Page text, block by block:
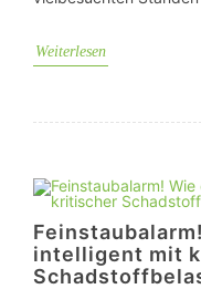
Weiterlesen
intelligent mit